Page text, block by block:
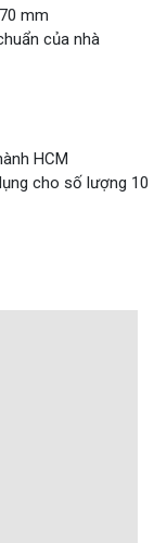
mm
của nhà
HCM
cho số lượng 10